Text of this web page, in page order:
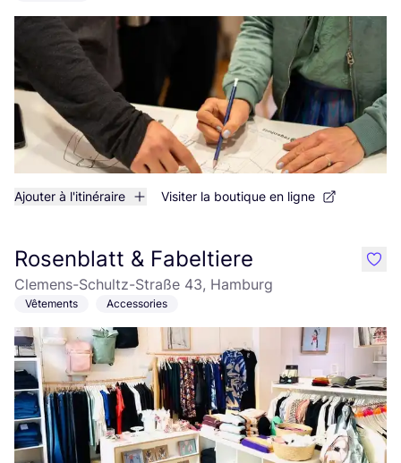
Ajouter à l'itinéraire Visiter la boutique en ligne
Rosenblatt & Fabeltiere
Clemens-Schultz-Straße 43, Hamburg
Vêtements Accessories
like